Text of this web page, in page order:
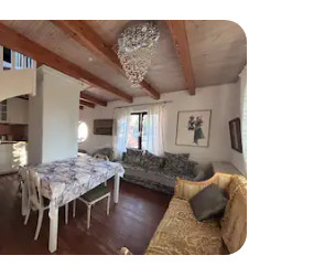
de 5, 888 avaliações